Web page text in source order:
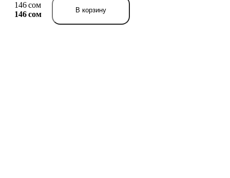
146 сом
146 сом
В корзину